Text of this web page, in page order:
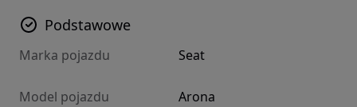
Podstawowe
Marka pojazdu Seat
Model pojazdu Arona